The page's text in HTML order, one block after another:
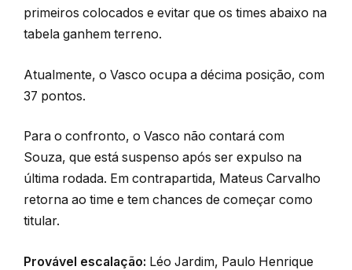
primeiros colocados e evitar que os times abaixo na
tabela ganhem terreno.
Atualmente, o Vasco ocupa a décima posição, com
37 pontos.
Para o confronto, o Vasco não contará com
Souza, que está suspenso após ser expulso na
última rodada. Em contrapartida, Mateus Carvalho
retorna ao time e tem chances de começar como
titular.
Provável escalação: Léo Jardim, Paulo Henrique